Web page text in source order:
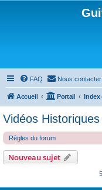
FAQ Nous contacter
Accueil Portail Index
Vidéos Historiques
Règles du forum
Nouveau sujet